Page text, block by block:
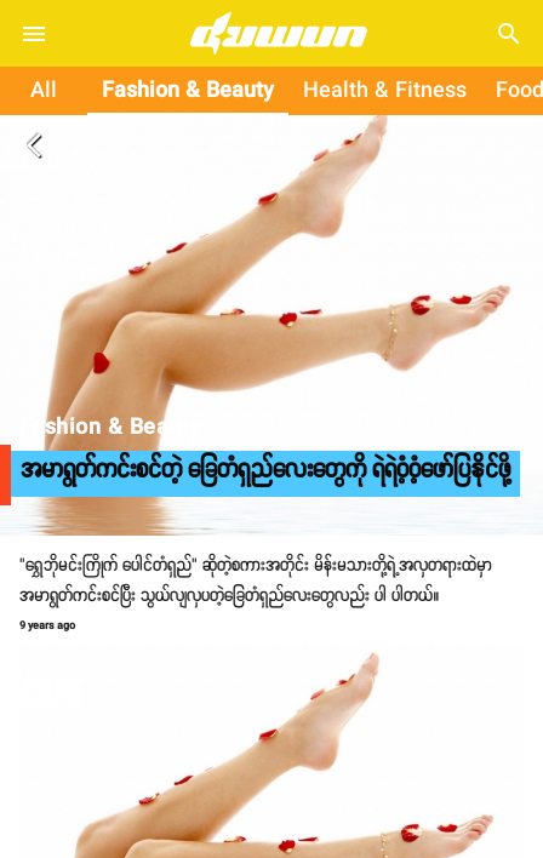
search
All Fashion & Beauty Health & Fitness
arrow_back_ios
Fashion & Beauty
အမာရွတ်ကင်းစင်တဲ့ ခြေတံရှည်လေးတွေကို ရဲရဲဝံ့ဝံ့ဖော်ပြနိုင်ဖို့
"ရွှေဘိုမင်းကြိုက် ပေါင်တံရှည်" ဆိုတဲ့စကားအတိုင်း မိန်းမသားတို့ရဲ့အလှတရားထဲမှာ
အမာရွတ်ကင်းစင်ပြီး သွယ်လျလှပတဲ့ခြေတံရှည်လေးတွေလည်း ပါ ပါတယ်။
9 years ago